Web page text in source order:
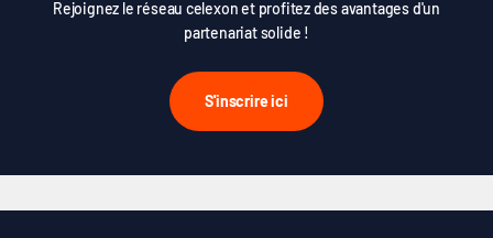
Rejoignez le réseau celexon et profitez des avantages d'un
partenariat solide !
S'inscrire ici